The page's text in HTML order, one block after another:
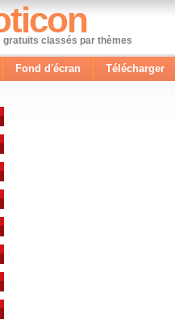
gratuits classés par thèmes
Fond d'écran Télécharger